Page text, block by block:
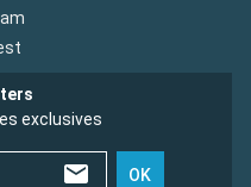
exclusives
OK